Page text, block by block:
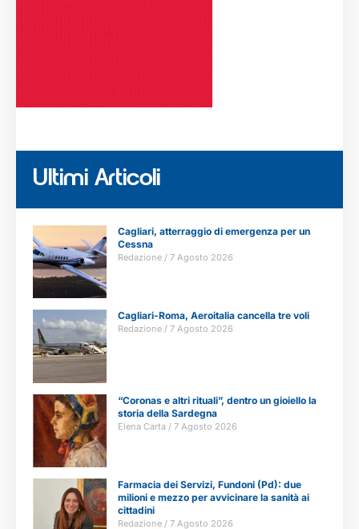
Ultimi Articoli
Cagliari, atterraggio di emergenza per un
Cessna
Redazione 7 Agosto 2026
Cagliari-Roma, Aeroitalia cancella tre voli
Redazione 7 Agosto 2026
“Coronas e altri rituali”, dentro un gioiello la
storia della Sardegna
Elena Carta 7 Agosto 2026
Farmacia dei Servizi, Fundoni (Pd): due
milioni e mezzo per avvicinare la sanità ai
cittadini
Redazione 7 Agosto 2026